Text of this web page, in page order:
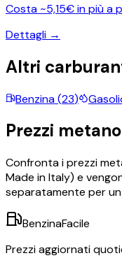
Costa ~5,15€ in più a
Dettagli →
Altri
Benzina(23)
Prezzi metano
Confronta i prezzi
Made in Italy) e
separatamente per
BenzinaFacile
Prezzi aggiornati